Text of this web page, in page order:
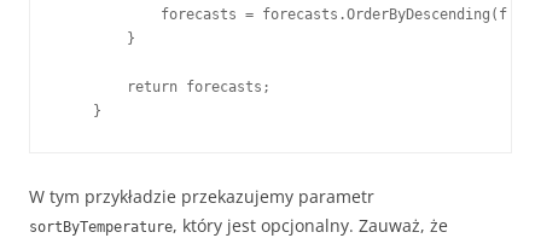
forecasts = forecasts.OrderByDescending(f =>
        }
        return forecasts;
    }
W tym przykładzie przekazujemy parametr
sortByTemperature, który jest opcjonalny. Zauważ, że